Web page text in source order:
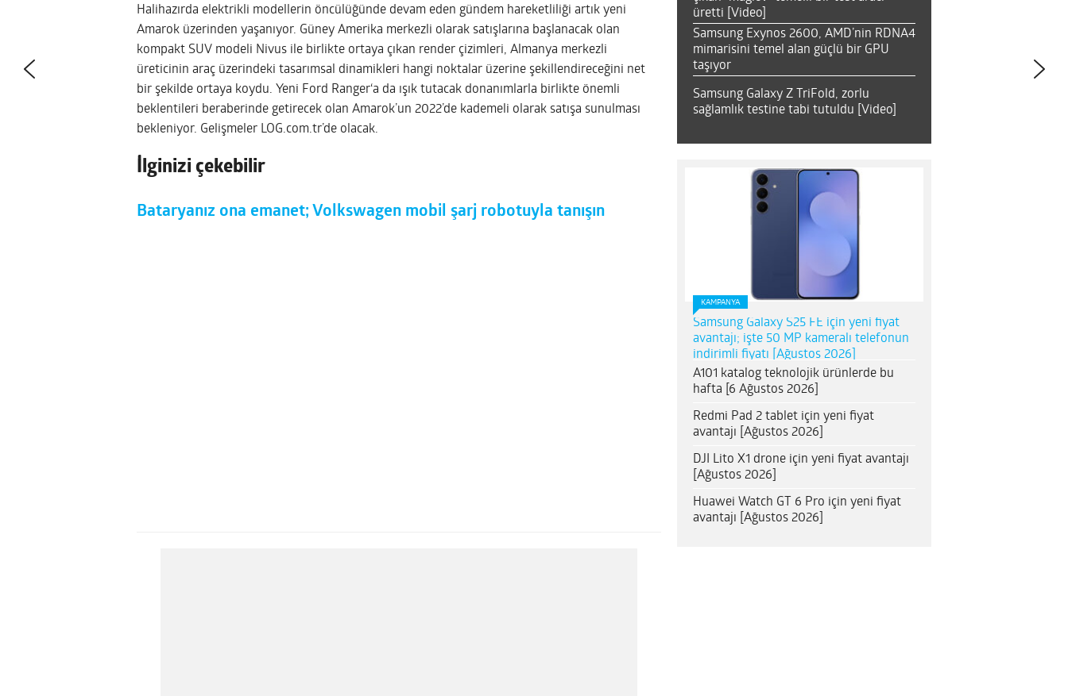
Halihazırda elektrikli modellerin öncülüğünde devam eden gündem hareketliliği artık yeni
Amarok üzerinden yaşanıyor. Güney Amerika merkezli olarak satışlarına başlanacak olan
kompakt SUV modeli Nivus ile birlikte ortaya çıkan render çizimleri, Almanya merkezli
üreticinin araç üzerindeki tasarımsal dinamikleri hangi noktalar üzerine şekillendireceğini net
bir şekilde ortaya koydu. Yeni Ford Ranger‘a da ışık tutacak donanımlarla birlikte önemli
beklentileri beraberinde getirecek olan Amarok’un 2022’de kademeli olarak satışa sunulması
bekleniyor. Gelişmeler LOG.com.tr’de olacak.
İlginizi çekebilir
Bataryanız ona emanet; Volkswagen mobil şarj robotuyla tanışın
üretti [Video]
Samsung Exynos 2600, AMD’nin RDNA4
mimarisini temel alan güçlü bir GPU
taşıyor
Samsung Galaxy Z TriFold, zorlu
sağlamlık testine tabi tutuldu [Video]
KAMPANYA
Samsung Galaxy S25 FE için yeni fiyat
avantajı; işte 50 MP kameralı telefonun
indirimli fiyatı [Ağustos 2026]
A101 katalog teknolojik ürünlerde bu
hafta [6 Ağustos 2026]
Redmi Pad 2 tablet için yeni fiyat
avantajı [Ağustos 2026]
DJI Lito X1 drone için yeni fiyat avantajı
[Ağustos 2026]
Huawei Watch GT 6 Pro için yeni fiyat
avantajı [Ağustos 2026]